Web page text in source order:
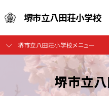
堺市立八田荘小学校
堺市立八田荘小学校メニュー
堺市立